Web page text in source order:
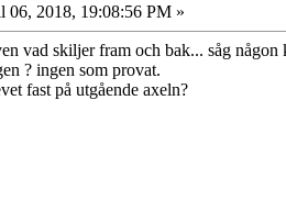
06, 2018, 19:08:56 PM »
vad skiljer fram och bak... såg någon
? ingen som provat.
fast på utgående axeln?